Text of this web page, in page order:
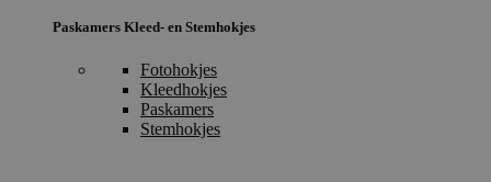
Paskamers Kleed- en Stemhokjes
Fotohokjes
Kleedhokjes
Paskamers
Stemhokjes